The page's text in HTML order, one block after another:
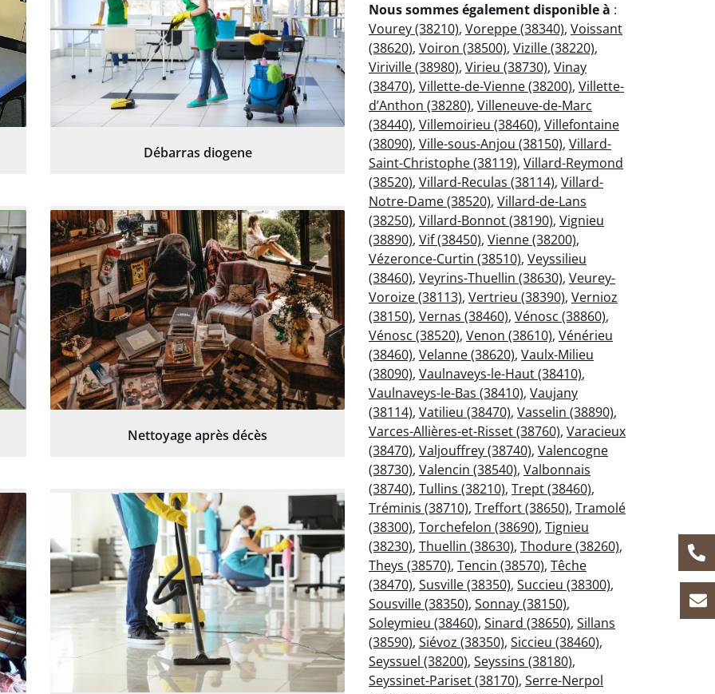
Débarras diogene
Nettoyage après décès
Nous sommes également disponible à :
Vourey (38210), Voreppe (38340), Voissant
(38620), Voiron (38500), Vizille (38220),
Viriville (38980), Virieu (38730), Vinay
(38470), Villette-de-Vienne (38200), Villette-
d’Anthon (38280), Villeneuve-de-Marc
(38440), Villemoirieu (38460), Villefontaine
(38090), Ville-sous-Anjou (38150), Villard-
Saint-Christophe (38119), Villard-Reymond
(38520), Villard-Reculas (38114), Villard-
Notre-Dame (38520), Villard-de-Lans
(38250), Villard-Bonnot (38190), Vignieu
(38890), Vif (38450), Vienne (38200),
Vézeronce-Curtin (38510), Veyssilieu
(38460), Veyrins-Thuellin (38630), Veurey-
Voroize (38113), Vertrieu (38390), Vernioz
(38150), Vernas (38460), Vénosc (38860),
Vénosc (38520), Venon (38610), Vénérieu
(38460), Velanne (38620), Vaulx-Milieu
(38090), Vaulnaveys-le-Haut (38410),
Vaulnaveys-le-Bas (38410), Vaujany
(38114), Vatilieu (38470), Vasselin (38890),
Varces-Allières-et-Risset (38760), Varacieux
(38470), Valjouffrey (38740), Valencogne
(38730), Valencin (38540), Valbonnais
(38740), Tullins (38210), Trept (38460),
Tréminis (38710), Treffort (38650), Tramolé
(38300), Torchefelon (38690), Tignieu
(38230), Thuellin (38630), Thodure (38260),
Theys (38570), Tencin (38570), Têche
(38470), Susville (38350), Succieu (38300),
Sousville (38350), Sonnay (38150),
Soleymieu (38460), Sinard (38650), Sillans
(38590), Siévoz (38350), Siccieu (38460),
Seyssuel (38200), Seyssins (38180),
Seyssinet-Pariset (38170), Serre-Nerpol